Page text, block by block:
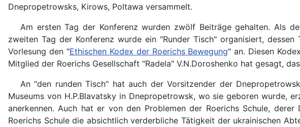
Dnepropetrowsks, Kirows, Poltawa versammelt.
Am ersten Tag der Konferenz wurden zwölf Beiträge gehalten. Als
zweiten Tag der Konferenz wurde ein "Runder Tisch" organisiert,
Vorlesung den "Ethischen Kodex der Roerichs Bewegung" an. Diesen
Mitglied der Roerichs Gesellschaft "Radela" V.N.Doroshenko hat gesagt,
An "den runden Tisch" hat auch der Vorsitzender der
Museums von H.P.Blavatsky in Dnepropetrowsk, wo sie geboren wurde,
anerkennen. Auch hat er von den Problemen der Roerichs Schule,
Roerichs Schule die absichtlich verderbliche Tätigkeit der ukrainischen